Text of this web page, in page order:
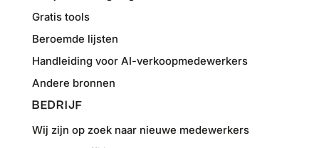
Gratis tools
Beroemde lijsten
Handleiding voor AI-verkoopmedewerkers
Andere bronnen
BEDRIJF
Wij zijn op zoek naar nieuwe medewerkers